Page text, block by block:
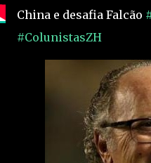
China e desafia Falcão
#ColunistasZH